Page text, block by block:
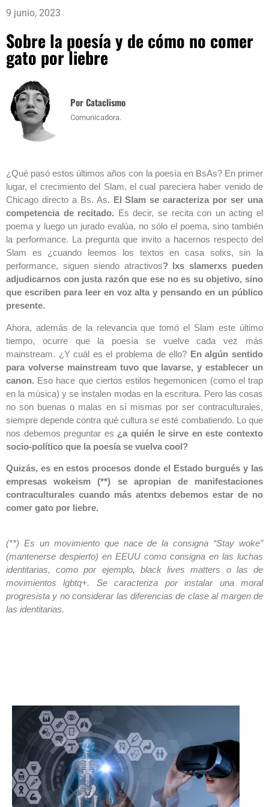
9 junio, 2023
Sobre la poesía y de cómo no comer
gato por liebre
Por Cataclismo
Comunicadora.
¿Qué pasó estos últimos años con la poesía en BsAs? En primer
lugar, el crecimiento del Slam, el cual pareciera haber venido de
Chicago directo a Bs. As. El Slam se caracteriza por ser una
competencia de recitado. Es decir, se recita con un acting el
poema y luego un jurado evalúa, no sólo el poema, sino también
la performance. La pregunta que invito a hacernos respecto del
Slam es ¿cuando leemos los textos en casa solxs, sin la
performance, siguen siendo atractivos? lxs slamerxs pueden
adjudicarnos con justa razón que ese no es su objetivo, sino
que escriben para leer en voz alta y pensando en un público
presente.
Ahora, además de la relevancia que tomó el Slam este último
tiempo, ocurre que la poesía se vuelve cada vez más
mainstream. ¿Y cuál es el problema de ello? En algún sentido
para volverse mainstream tuvo que lavarse, y establecer un
canon. Eso hace que ciertos estilos hegemonicen (como el trap
en la música) y se instalen modas en la escritura. Pero las cosas
no son buenas o malas en sí mismas por ser contraculturales,
siempre depende contra qué cultura se esté combatiendo. Lo que
nos debemos preguntar es ¿a quién le sirve en este contexto
socio-político que la poesía se vuelva cool?
Quizás, es en estos procesos donde el Estado burgués y las
empresas wokeism (**) se apropian de manifestaciones
contraculturales cuando más atentxs debemos estar de no
comer gato por liebre.
(**) Es un movimiento que nace de la consigna “Stay woke”
(mantenerse despierto) en EEUU como consigna en las luchas
identitarias, como por ejemplo, black lives matters o las de
movimientos lgbtq+. Se caracteriza por instalar una moral
progresista y no considerar las diferencias de clase al margen de
las identitarias.